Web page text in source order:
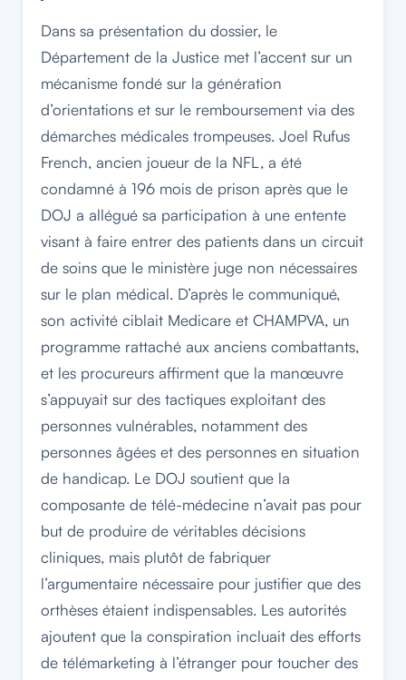
Dans sa présentation du dossier, le
Département de la Justice met l’accent sur un
mécanisme fondé sur la génération
d’orientations et sur le remboursement via des
démarches médicales trompeuses. Joel Rufus
French, ancien joueur de la NFL, a été
condamné à 196 mois de prison après que le
DOJ a allégué sa participation à une entente
visant à faire entrer des patients dans un circuit
de soins que le ministère juge non nécessaires
sur le plan médical. D’après le communiqué,
son activité ciblait Medicare et CHAMPVA, un
programme rattaché aux anciens combattants,
et les procureurs affirment que la manœuvre
s’appuyait sur des tactiques exploitant des
personnes vulnérables, notamment des
personnes âgées et des personnes en situation
de handicap. Le DOJ soutient que la
composante de télé-médecine n’avait pas pour
but de produire de véritables décisions
cliniques, mais plutôt de fabriquer
l’argumentaire nécessaire pour justifier que des
orthèses étaient indispensables. Les autorités
ajoutent que la conspiration incluait des efforts
de télémarketing à l’étranger pour toucher des